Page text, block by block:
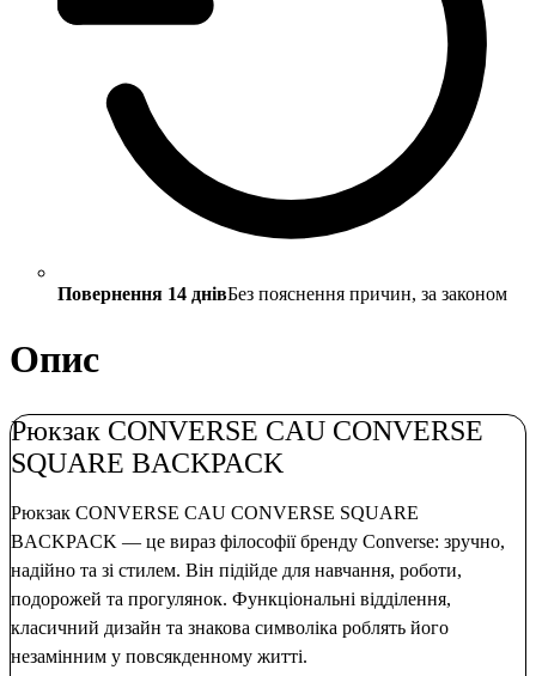
Повернення 14 днівБез пояснення причин, за законом
Опис
Рюкзак CONVERSE CAU CONVERSE
SQUARE BACKPACK
Рюкзак CONVERSE CAU CONVERSE SQUARE
BACKPACK — це вираз філософії бренду Converse: зручно,
надійно та зі стилем. Він підійде для навчання, роботи,
подорожей та прогулянок. Функціональні відділення,
класичний дизайн та знакова символіка роблять його
незамінним у повсякденному житті.